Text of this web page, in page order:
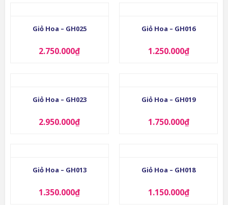
Giỏ Hoa – GH025
2.750.000₫
Giỏ Hoa – GH016
1.250.000₫
Giỏ Hoa – GH023
2.950.000₫
Giỏ Hoa – GH019
1.750.000₫
Giỏ Hoa – GH013
1.350.000₫
Giỏ Hoa – GH018
1.150.000₫